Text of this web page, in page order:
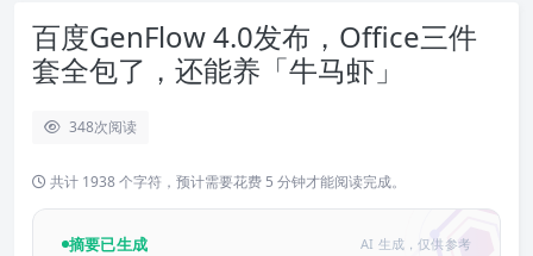
百度GenFlow 4.0发布，Office三件
套全包了，还能养「牛马虾」
348次阅读
共计 1938 个字符，预计需要花费 5 分钟才能阅读完成。
摘要已生成 AI 生成，仅供参考